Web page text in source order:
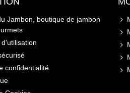
Jambon, boutique de jambon
confidentialité